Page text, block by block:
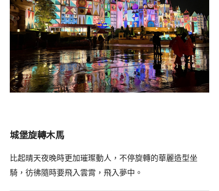
城堡旋轉木馬
比起晴天夜晚時更加璀璨動人，不停旋轉的華麗造型坐
騎，彷彿隨時要飛入雲霄，飛入夢中。